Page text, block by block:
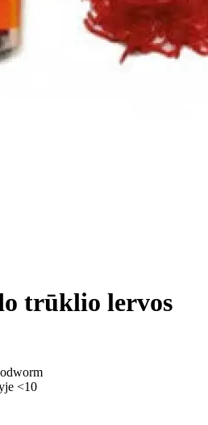
trūklio lervos
<10